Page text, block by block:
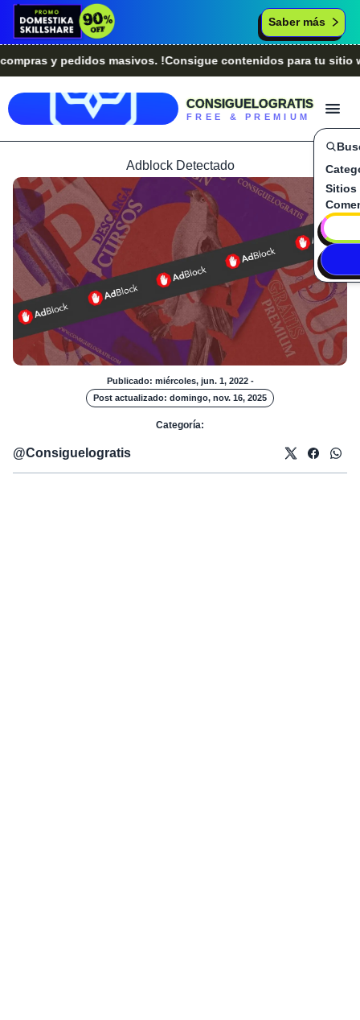
Saber más
y pedidos masivos. !Consigue contenidos para tu sitio
CONSIGUELOGRATIS
FREE & PREMIUM
Sitios
Adblock Detectado
Publicado: miércoles, jun. 1, 2022 -
Post actualizado: domingo, nov. 16, 2025
Categoría:
@Consiguelogratis